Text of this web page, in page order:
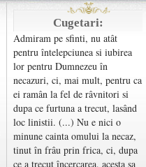
Cugetari:
Admiram pe sfinti, nu atât
pentru întelepciunea si iubirea
lor pentru Dumnezeu în
necazuri, ci, mai mult, pentru ca
ei ramân la fel de râvnitori si
dupa ce furtuna a trecut, lasând
loc linistii. (...) Nu e nici o
minune cainta omului la necaz,
tinut în frâu prin frica, ci, dupa
ce a trecut încercarea, acesta sa